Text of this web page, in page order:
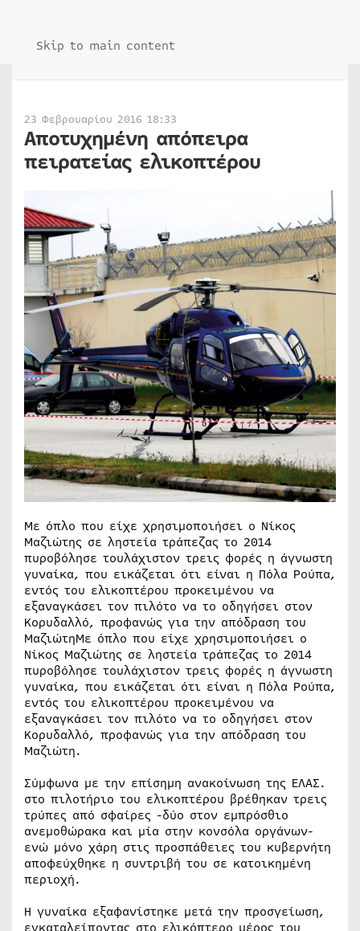
Skip to main content
23 Φεβρουαρίου 2016 18:33
Αποτυχημένη απόπειρα
πειρατείας ελικοπτέρου
Με όπλο που είχε χρησιμοποιήσει ο Νίκος
Μαζιώτης σε ληστεία τράπεζας το 2014
πυροβόλησε τουλάχιστον τρεις φορές η άγνωστη
γυναίκα, που εικάζεται ότι είναι η Πόλα Ρούπα,
εντός του ελικοπτέρου προκειμένου να
εξαναγκάσει τον πιλότο να το οδηγήσει στον
Κορυδαλλό, προφανώς για την απόδραση του
ΜαζιώτηΜε όπλο που είχε χρησιμοποιήσει ο
Νίκος Μαζιώτης σε ληστεία τράπεζας το 2014
πυροβόλησε τουλάχιστον τρεις φορές η άγνωστη
γυναίκα, που εικάζεται ότι είναι η Πόλα Ρούπα,
εντός του ελικοπτέρου προκειμένου να
εξαναγκάσει τον πιλότο να το οδηγήσει στον
Κορυδαλλό, προφανώς για την απόδραση του
Μαζιώτη.
Σύμφωνα με την επίσημη ανακοίνωση της ΕΛΑΣ.
στο πιλοτήριο του ελικοπτέρου βρέθηκαν τρεις
τρύπες από σφαίρες -δύο στον εμπρόσθιο
ανεμοθώρακα και μία στην κονσόλα οργάνων-
ενώ μόνο χάρη στις προσπάθειες του κυβερνήτη
αποφεύχθηκε η συντριβή του σε κατοικημένη
περιοχή.
Η γυναίκα εξαφανίστηκε μετά την προσγείωση,